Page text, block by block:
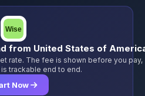
from United States of
rate. The fee is shown before you pay,
trackable end to end.
Now